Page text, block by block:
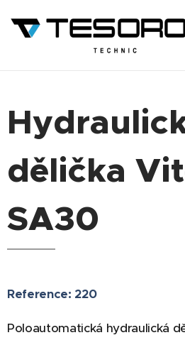
dělička
SA30
Reference: 220
Poloautomatická hydraulická